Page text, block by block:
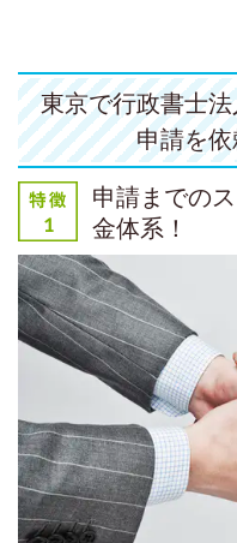
東京で行政書士
申請を
申請までの
金体系！